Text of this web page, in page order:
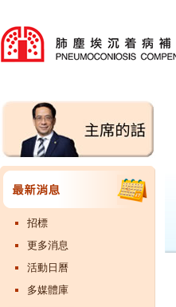
招標
更多消息
活動日曆
多媒體庫